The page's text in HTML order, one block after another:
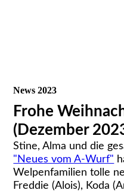
News 2023
Frohe
(Dezember
Stine, Alma und die
"Neues vom A-Wurf"
Welpenfamilien tolle
Freddie (Alois), Koda